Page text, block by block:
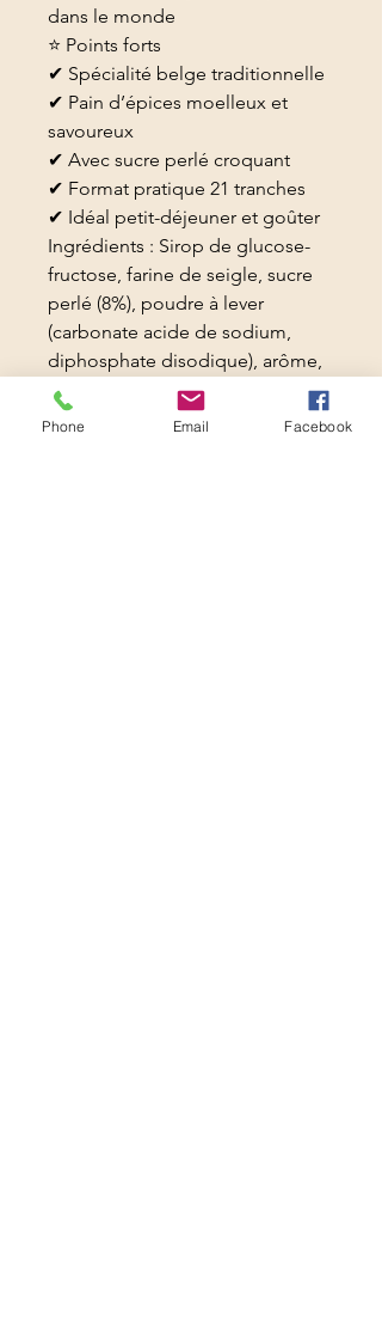
dans le monde
⭐ Points forts
✔ Spécialité belge traditionnelle
✔ Pain d’épices moelleux et
savoureux
✔ Avec sucre perlé croquant
✔ Format pratique 21 tranches
✔ Idéal petit-déjeuner et goûter
Ingrédients : Sirop de glucose-
fructose, farine de seigle, sucre
perlé (8%), poudre à lever
(carbonate acide de sodium,
diphosphate disodique), arôme,
épices.
peut contenir des traces de fruits
Phone Email Facebook